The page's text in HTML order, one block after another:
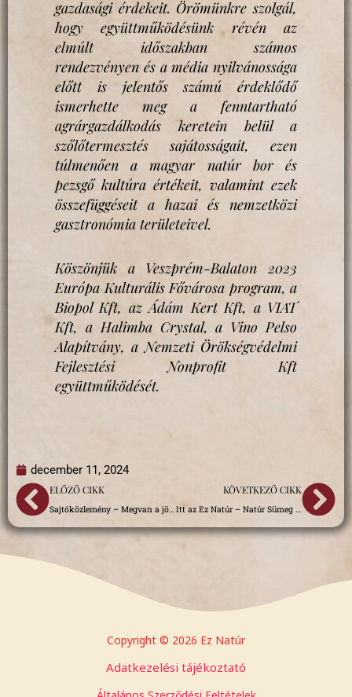
gazdasági érdekeit. Örömünkre szolgál,
hogy együttműködésünk révén az
elmúlt időszakban számos
rendezvényen és a média nyilvánossága
előtt is jelentős számú érdeklődő
ismerhette meg a fenntartható
agrárgazdálkodás keretein belül a
szőlőtermesztés sajátosságait, ezen
túlmenően a magyar natúr bor és
pezsgő kultúra értékeit, valamint ezek
összefüggéseit a hazai és nemzetközi
gasztronómia területeivel.
Köszönjük a Veszprém-Balaton 2023
Európa Kulturális Fővárosa program, a
Biopol Kft, az Ádám Kert Kft, a VIAT
Kft, a Halimba Crystal, a Vino Pelso
Alapítvány, a Nemzeti Örökségvédelmi
Fejlesztési Nonprofit Kft
együttműködését.
december 11, 2024
Előző
ELŐZŐ CIKK
Sajtóközlemény – Megvan a jövő májusi Ez Natúr! Sümegen résztvevő borászatok listája
KÖVETKEZŐ CIKK
Itt az Ez Natúr – Natúr Sümeg 2025 programja!
Copyright © 2026 Ez Natúr
Adatkezelési tájékoztató